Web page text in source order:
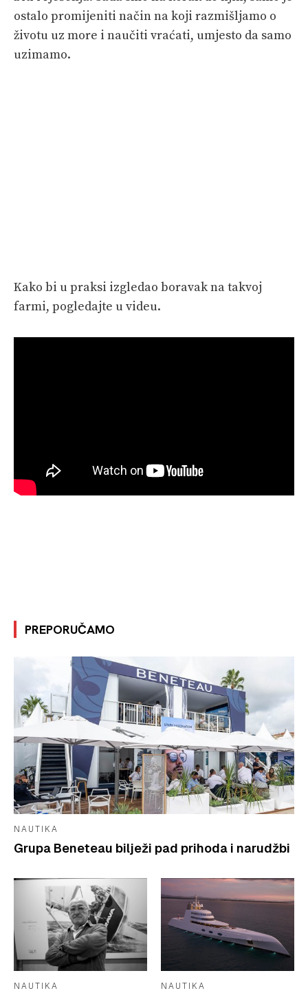
ostalo promijeniti način na koji razmišljamo o
životu uz more i naučiti vraćati, umjesto da samo
uzimamo.
Kako bi u praksi izgledao boravak na takvoj
farmi, pogledajte u videu.
PREPORUČAMO
NAUTIKA
Grupa Beneteau bilježi pad prihoda i narudžbi
NAUTIKA NAUTIKA